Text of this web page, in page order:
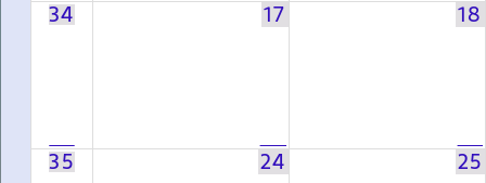
34 17 18
35 24 25